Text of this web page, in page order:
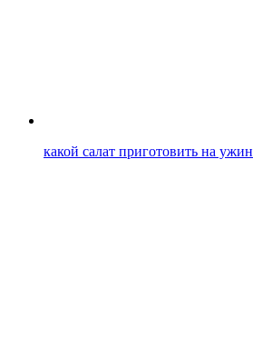
какой салат приготовить на ужин